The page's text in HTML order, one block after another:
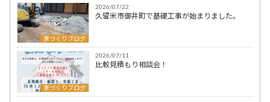
家づくりブログ
2026/07/22
久留米市御井町で基礎工事が始まりました。
家づくりブログ
2026/07/11
比較見積もり相談会！